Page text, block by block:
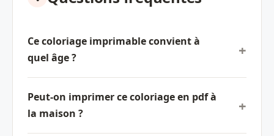
Ce coloriage imprimable convient à
quel âge ?
Peut-on imprimer ce coloriage en pdf à
la maison ?